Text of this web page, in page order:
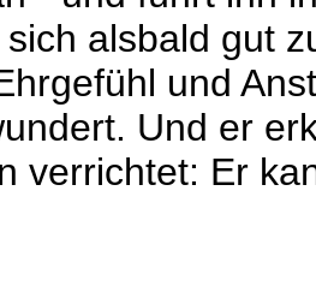
alsbald gut
und
Und er
verrichtet: Er